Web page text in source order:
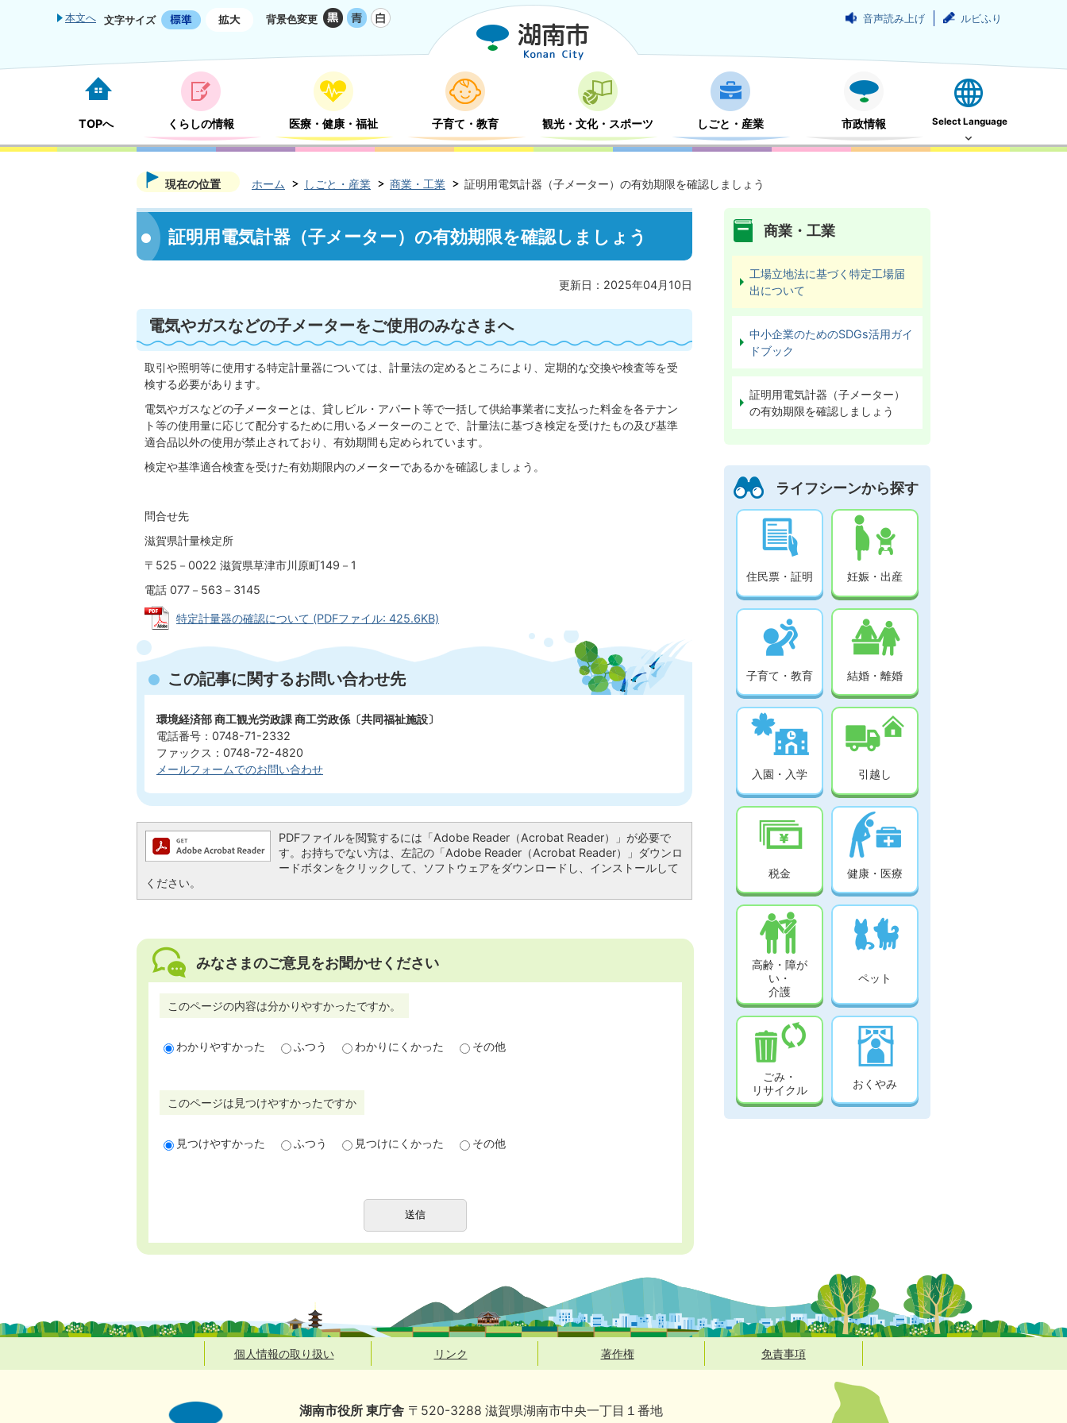
本文へ 文字サイズ 背景色変更 音声読み上げ ルビふり
TOPへ くらしの情報 医療・健康・福祉 子育て・教育 観光・文化・スポーツ しごと・産業 市政情報 Select Language
現在の位置 ホーム しごと・産業 商業・工業 証明用電気計器（子メーター）の有効期限を確認しましょう
証明用電気計器（子メーター）の有効期限を確認しましょう
更新日：2025年04月10日
電気やガスなどの子メーターをご使用のみなさまへ
取引や照明等に使用する特定計量器については、計量法の定めるところにより、定期的な交換や検査等を受
検する必要があります。
電気やガスなどの子メーターとは、貸しビル・アパート等で一括して供給事業者に支払った料金を各テナン
ト等の使用量に応じて配分するために用いるメーターのことで、計量法に基づき検定を受けたもの及び基準
適合品以外の使用が禁止されており、有効期間も定められています。
検定や基準適合検査を受けた有効期限内のメーターであるかを確認しましょう。
問合せ先
滋賀県計量検定所
〒525－0022 滋賀県草津市川原町149－1
電話 077－563－3145
特定計量器の確認について (PDFファイル: 425.6KB)
この記事に関するお問い合わせ先
環境経済部 商工観光労政課 商工労政係〔共同福祉施設〕
電話番号：0748-71-2332
ファックス：0748-72-4820
メールフォームでのお問い合わせ
PDFファイルを閲覧するには「Adobe Reader（Acrobat Reader）」が必要で
す。お持ちでない方は、左記の「Adobe Reader（Acrobat Reader）」ダウンロ
ードボタンをクリックして、ソフトウェアをダウンロードし、インストールして
ください。
みなさまのご意見をお聞かせください
このページの内容は分かりやすかったですか。
わかりやすかった ふつう わかりにくかった その他
このページは見つけやすかったですか
見つけやすかった ふつう 見つけにくかった その他
商業・工業
工場立地法に基づく特定工場届
出について
中小企業のためのSDGs活用ガイ
ドブック
証明用電気計器（子メーター）
の有効期限を確認しましょう
ライフシーンから探す
住民票・証明 妊娠・出産
子育て・教育 結婚・離婚
入園・入学 引越し
税金 健康・医療
高齢・障が
い・
介護
ペット
ごみ・
リサイクル
おくやみ
個人情報の取り扱い リンク 著作権 免責事項
湖南市役所 東庁舎 〒520-3288 滋賀県湖南市中央一丁目１番地